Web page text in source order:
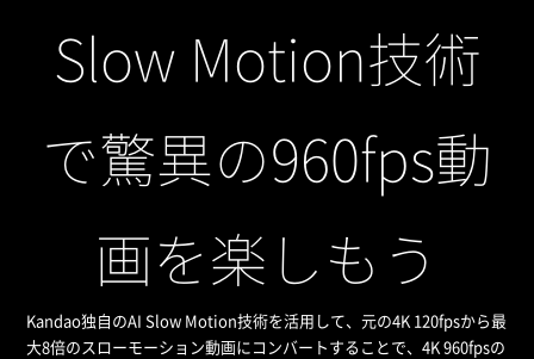
Slow Motion技術
で驚異の960fps動
画を楽しもう
Kandao独自のAI Slow Motion技術を活用して、元の4K 120fpsから最
大8倍のスローモーション動画にコンバートすることで、4K 960fpsの